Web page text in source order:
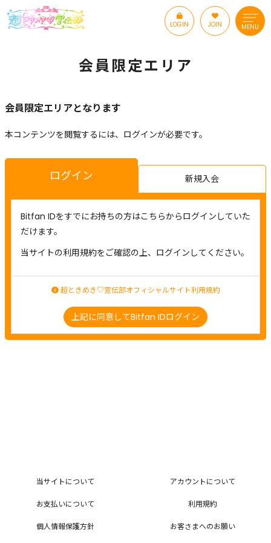
LOGIN JOIN MENU
会員限定エリア
会員限定エリアとなります
本コンテンツを閲覧するには、ログインが必要です。
ログイン 新規入会
Bitfan IDをすでにお持ちの方はこちらからログインしていた
だけます。
当サイトの利用規約をご確認の上、ログインしてください。
超ときめき♡宣伝部オフィシャルサイト利用規約
上記に同意してBitfan IDログイン
当サイトについて アカウントについて
お支払いについて 利用規約
個人情報保護方針 お客さまへのお願い